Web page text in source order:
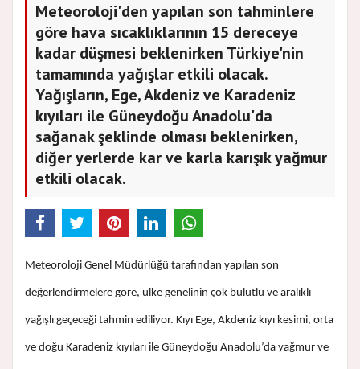
Meteoroloji'den yapılan son tahminlere
göre hava sıcaklıklarının 15 dereceye
kadar düşmesi beklenirken Türkiye'nin
tamamında yağışlar etkili olacak.
Yağışların, Ege, Akdeniz ve Karadeniz
kıyıları ile Güneydoğu Anadolu'da
sağanak şeklinde olması beklenirken,
diğer yerlerde kar ve karla karışık yağmur
etkili olacak.
Meteoroloji Genel Müdürlüğü tarafından yapılan son
değerlendirmelere göre, ülke genelinin çok bulutlu ve aralıklı
yağışlı geçeceği tahmin ediliyor. Kıyı Ege, Akdeniz kıyı kesimi, orta
ve doğu Karadeniz kıyıları ile Güneydoğu Anadolu’da yağmur ve